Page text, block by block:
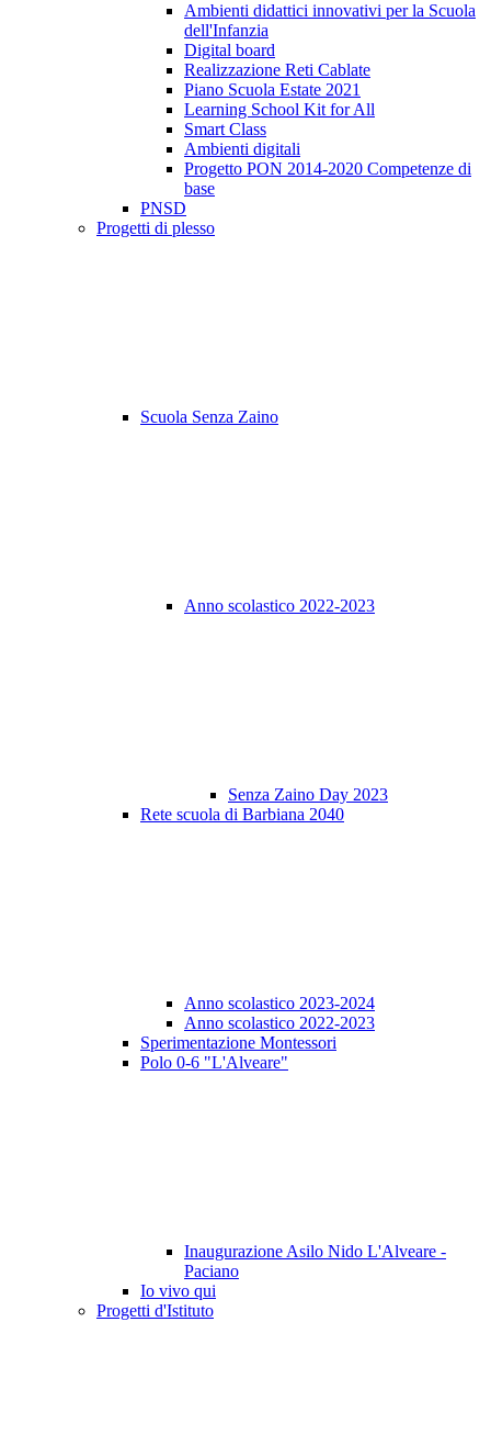
Ambienti didattici innovativi per la Scuola
dell'Infanzia
Digital board
Realizzazione Reti Cablate
Piano Scuola Estate 2021
Learning School Kit for All
Smart Class
Ambienti digitali
Progetto PON 2014-2020 Competenze di
base
PNSD
Progetti di plesso
Scuola Senza Zaino
Anno scolastico 2022-2023
Senza Zaino Day 2023
Rete scuola di Barbiana 2040
Anno scolastico 2023-2024
Anno scolastico 2022-2023
Sperimentazione Montessori
Polo 0-6 "L'Alveare"
Inaugurazione Asilo Nido L'Alveare -
Paciano
Io vivo qui
Progetti d'Istituto